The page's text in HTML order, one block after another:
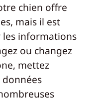
chien offre
mais il est
les informations
ou changez
mettez